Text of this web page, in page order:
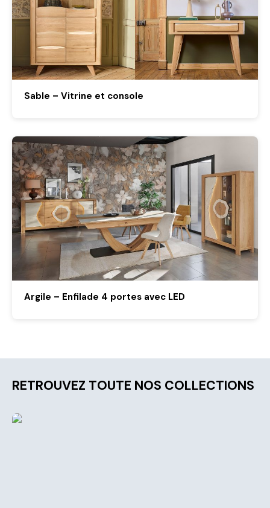
Sable – Vitrine et console
Argile – Enfilade 4 portes avec LED
RETROUVEZ TOUTE NOS COLLECTIONS